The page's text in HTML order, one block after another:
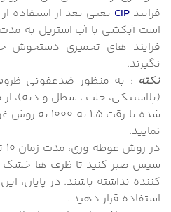
فرایند CIP یعنی بعد از استفاده
فرایند های تخمیری دستخوش
نگیرند.
نکته : به منظور ضدعفونی
شده با رقت 1.5
نمایید.
سپس صبر کنید تا ظرف ها
کننده نداشته باشند. در پایان،
استفاده قرار دهید .